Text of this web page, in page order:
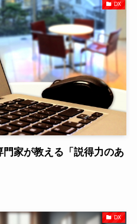
DX
家が教える「説得力のあ
DX